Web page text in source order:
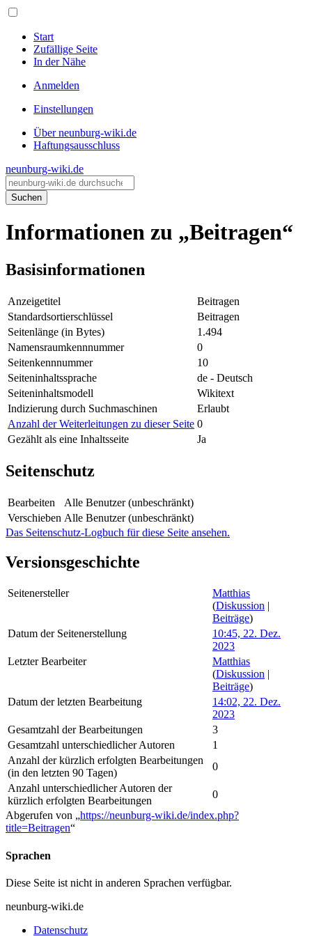
Start
Zufällige Seite
In der Nähe
Anmelden
Einstellungen
Über neunburg-wiki.de
Haftungsausschluss
neunburg-wiki.de
Suchen
Informationen zu „Beitragen“
Basisinformationen
Anzeigetitel
Beitragen
Standardsortierschlüssel
Beitragen
Seitenlänge (in Bytes)
1.494
Namensraumkennnummer
0
Seitenkennnummer
10
Seiteninhaltssprache
de - Deutsch
Seiteninhaltsmodell
Wikitext
Indizierung durch Suchmaschinen
Erlaubt
Anzahl der Weiterleitungen zu dieser Seite 0
Gezählt als eine Inhaltsseite
Ja
Seitenschutz
Bearbeiten
Alle Benutzer (unbeschränkt)
Verschieben Alle Benutzer (unbeschränkt)
Das Seitenschutz-Logbuch für diese Seite ansehen.
Versionsgeschichte
Seitenersteller
Matthias
(Diskussion |
Beiträge)
Datum der Seitenerstellung
10:45, 22. Dez.
2023
Letzter Bearbeiter
Matthias
(Diskussion |
Beiträge)
Datum der letzten Bearbeitung
14:02, 22. Dez.
2023
Gesamtzahl der Bearbeitungen
3
Gesamtzahl unterschiedlicher Autoren
1
Anzahl der kürzlich erfolgten Bearbeitungen
(in den letzten 90 Tagen)
0
Anzahl unterschiedlicher Autoren der
kürzlich erfolgten Bearbeitungen
0
Abgerufen von „https://neunburg-wiki.de/index.php?
title=Beitragen“
Sprachen
Diese Seite ist nicht in anderen Sprachen verfügbar.
neunburg-wiki.de
Datenschutz